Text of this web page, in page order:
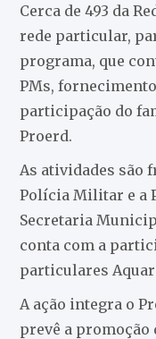
Cerca de 493 da
rede particular,
programa, que
PMs,
participação do
Proerd.
As atividades são
Polícia Militar e a
Secretaria
conta com a
particulares
A ação integra o
prevê a promoção